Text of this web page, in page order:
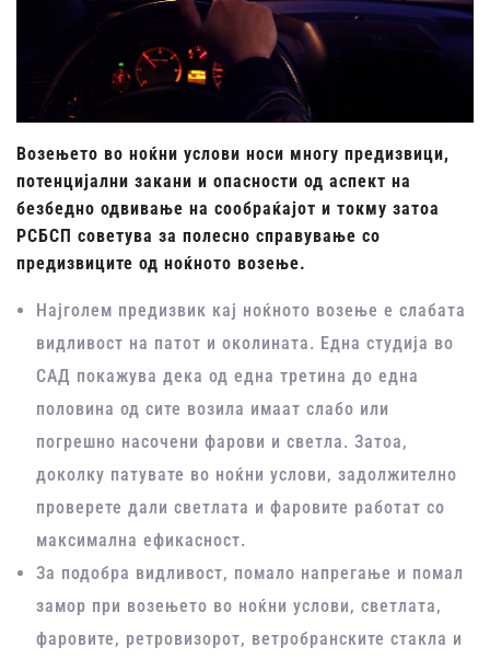
Возењето во ноќни услови носи многу предизвици,
потенцијални закани и опасности од аспект на
безбедно одвивање на сообраќајот и токму затоа
РСБСП советува за полесно справување со
предизвиците од ноќното возење.
Најголем предизвик кај ноќното возење е слабата
видливост на патот и околината. Една студија во
САД покажува дека од една третина до една
половина од сите возила имаат слабо или
погрешно насочени фарови и светла. Затоа,
доколку патувате во ноќни услови, задолжително
проверете дали светлата и фаровите работат со
максимална ефикасност.
За подобра видливост, помало напрегање и помал
замор при возењето во ноќни услови, светлата,
фаровите, ретровизорот, ветробранските стакла и